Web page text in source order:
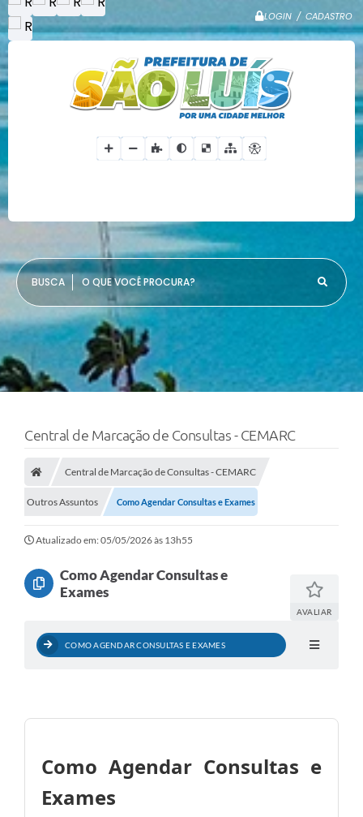
LOGIN / CADASTRO
O QUE VOCÊ PROCURA?
Central de Marcação de Consultas - CEMARC
Central de Marcação de Consultas - CEMARC
Outros Assuntos Como Agendar Consultas e Exames
Atualizado em: 05/05/2026 às 13h55
Como Agendar Consultas e
Exames
AVALIAR
COMO AGENDAR CONSULTAS E EXAMES
Como Agendar Consultas e
Exames